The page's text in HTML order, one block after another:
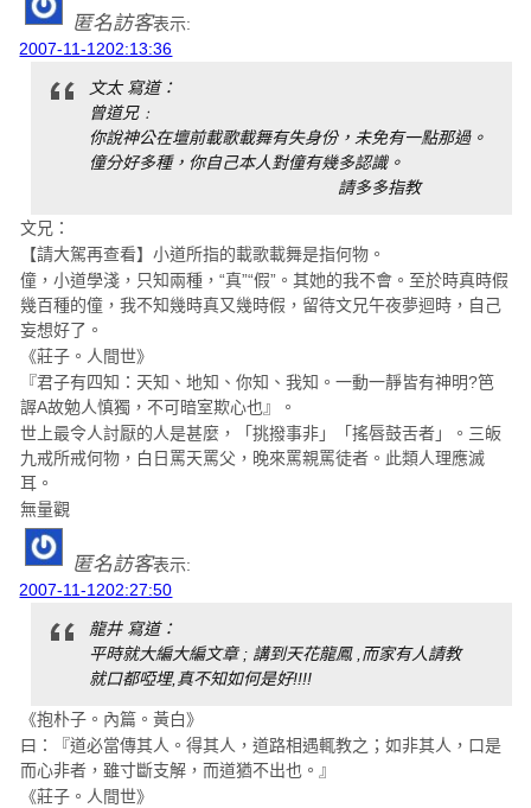
匿名訪客表示:
2007-11-1202:13:36
文太 寫道：
曾道兄﹕
你說神公在壇前載歌載舞有失身份，未免有一點那過。
僮分好多種，你自己本人對僮有幾多認識。
請多多指教
文兄：
【請大駕再查看】小道所指的載歌載舞是指何物。
僮，小道學淺，只知兩種，“真”“假”。其她的我不會。至於時真時假
幾百種的僮，我不知幾時真又幾時假，留待文兄午夜夢迴時，自己
妄想好了。
《莊子。人間世》
『君子有四知：天知、地知、你知、我知。一動一靜皆有神明?笆
謘A故勉人慎獨，不可暗室欺心也』。
世上最令人討厭的人是甚麼，「挑撥事非」「搖唇鼓舌者」。三皈
九戒所戒何物，白日罵天罵父，晚來罵親罵徒者。此類人理應滅
耳。
無量觀
匿名訪客表示:
2007-11-1202:27:50
龍井 寫道：
平時就大編大編文章 ; 講到天花龍鳳 ,而家有人請教
就口都啞埋,真不知如何是好!!!!
《抱朴子。內篇。黃白》
曰：『道必當傳其人。得其人，道路相遇輒教之；如非其人，口是
而心非者，雖寸斷支解，而道猶不出也。』
《莊子。人間世》